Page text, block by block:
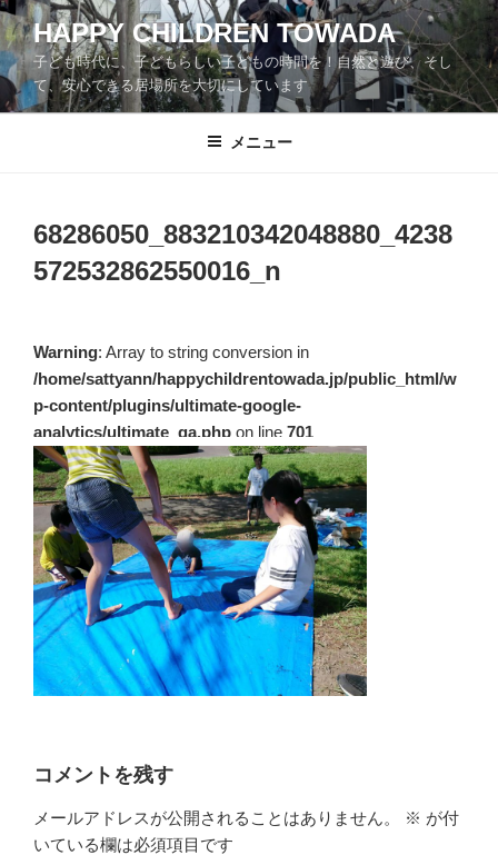
コ
ン
テ
ン
ツ
HAPPY CHILDREN TOWADA
子ども時代に、子どもらしい子どもの時間を！自然と遊び、そし
て、安心できる居場所を大切にしています
メニュー
68286050_883210342048880_4238
572532862550016_n
Warning: Array to string conversion in
/home/sattyann/happychildrentowada.jp/public_html/w
p-content/plugins/ultimate-google-
analytics/ultimate_ga.php on line 701
コメントを残す
メールアドレスが公開されることはありません。 ※ が付
いている欄は必須項目です